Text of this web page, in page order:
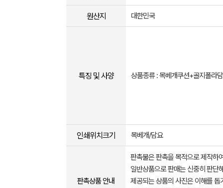
원산지 대한민국
특징 및 사양 상품종류 : 목베개쿠션+골지폴라
인쇄위치크기 목베개/담요
판촉상품 안내
판촉물은 판촉을 목적으로 제작하
일반상품으로 판매는 신중히 판단
제공되는 상품의 사진은 이해를